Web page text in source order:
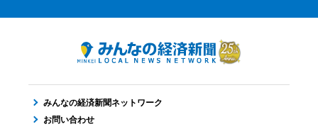
みんなの経済新聞ネットワーク
お問い合わせ